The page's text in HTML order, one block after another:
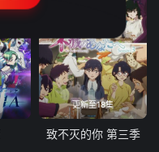
更新至18集
致不灭的你 第三季